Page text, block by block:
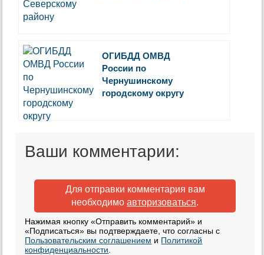
ОГИБДД ОМВД
России по
Чернушинскому
городскому округу
Ваши комментарии:
Для отправки комментария вам
необходимо авторизоваться.
Нажимая кнопку «Отправить комментарий» и
«Подписаться» вы подтверждаете, что согласны с
Пользовательским соглашением и Политикой
конфиденциальности